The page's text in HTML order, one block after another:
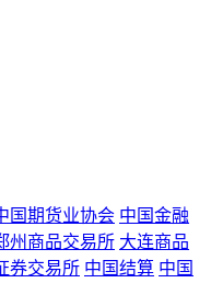
国期货业协会 中国金融
州商品交易所 大连商品
券交易所 中国结算 中国